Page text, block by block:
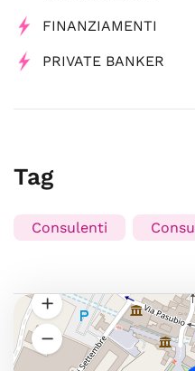
FINANZIAMENTI
PRIVATE BANKER
Tag
Consulenti